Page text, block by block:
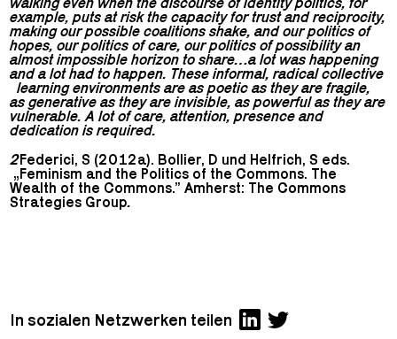
example, puts at risk the capacity for trust and reciprocity,
making our possible coalitions shake, and our politics of
hopes, our politics of care, our politics of possibility an
almost impossible horizon to share…a lot was happening
and a lot had to happen. These informal, radical collective
learning environments are as poetic as they are fragile,
as generative as they are invisible, as powerful as they are
vulnerable. A lot of care, attention, presence and
dedication is required.
2Federici, S (2012a). Bollier, D und Helfrich, S eds.
„Feminism and the Politics of the Commons. The
Wealth of the Commons.” Amherst: The Commons
Strategies Group.
In sozialen Netzwerken teilen